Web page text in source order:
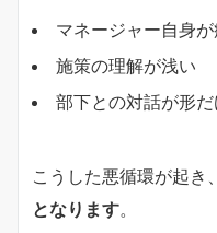
マネージャー自身
施策の理解が浅い
部下との対話が形
こうした悪循環が起き、
となります。